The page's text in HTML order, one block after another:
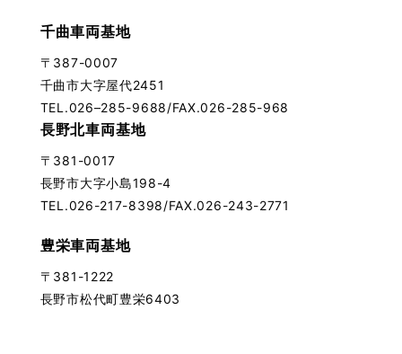
千曲車両基地
〒387-0007
千曲市大字屋代2451
TEL.026–285-9688/FAX.026-285-968
長野北車両基地
〒381-0017
長野市大字小島198-4
TEL.026-217-8398/FAX.026-243-2771
豊栄車両基地
〒381-1222
長野市松代町豊栄6403